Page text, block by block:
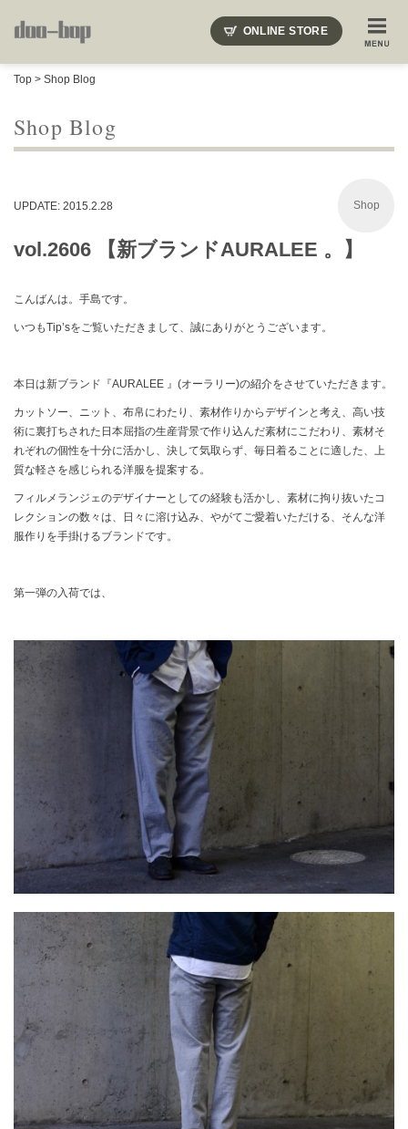
ONLINE STORE
Top > Shop Blog
Shop Blog
UPDATE: 2015.2.28 Shop
vol.2606 【新ブランドAURALEE 。】
こんばんは。手島です。
いつもTip’sをご覧いただきまして、誠にありがとうございます。
本日は新ブランド『AURALEE 』(オーラリー)の紹介をさせていただきます。
カットソー、ニット、布帛にわたり、素材作りからデザインと考え、高い技
術に裏打ちされた日本屈指の生産背景で作り込んだ素材にこだわり、素材そ
れぞれの個性を十分に活かし、決して気取らず、毎日着ることに適した、上
質な軽さを感じられる洋服を提案する。
フィルメランジェのデザイナーとしての経験も活かし、素材に拘り抜いたコ
レクションの数々は、日々に溶け込み、やがてご愛着いただける、そんな洋
服作りを手掛けるブランドです。
第一弾の入荷では、